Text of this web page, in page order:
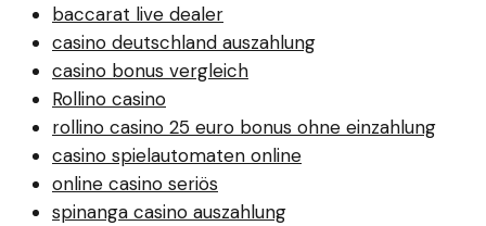
baccarat live dealer
casino deutschland auszahlung
casino bonus vergleich
Rollino casino
rollino casino 25 euro bonus ohne einzahlung
casino spielautomaten online
online casino seriös
spinanga casino auszahlung